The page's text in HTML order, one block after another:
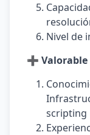
Nivel de
➕ Valorable
scripting